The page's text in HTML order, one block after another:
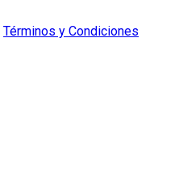
Términos y Condiciones